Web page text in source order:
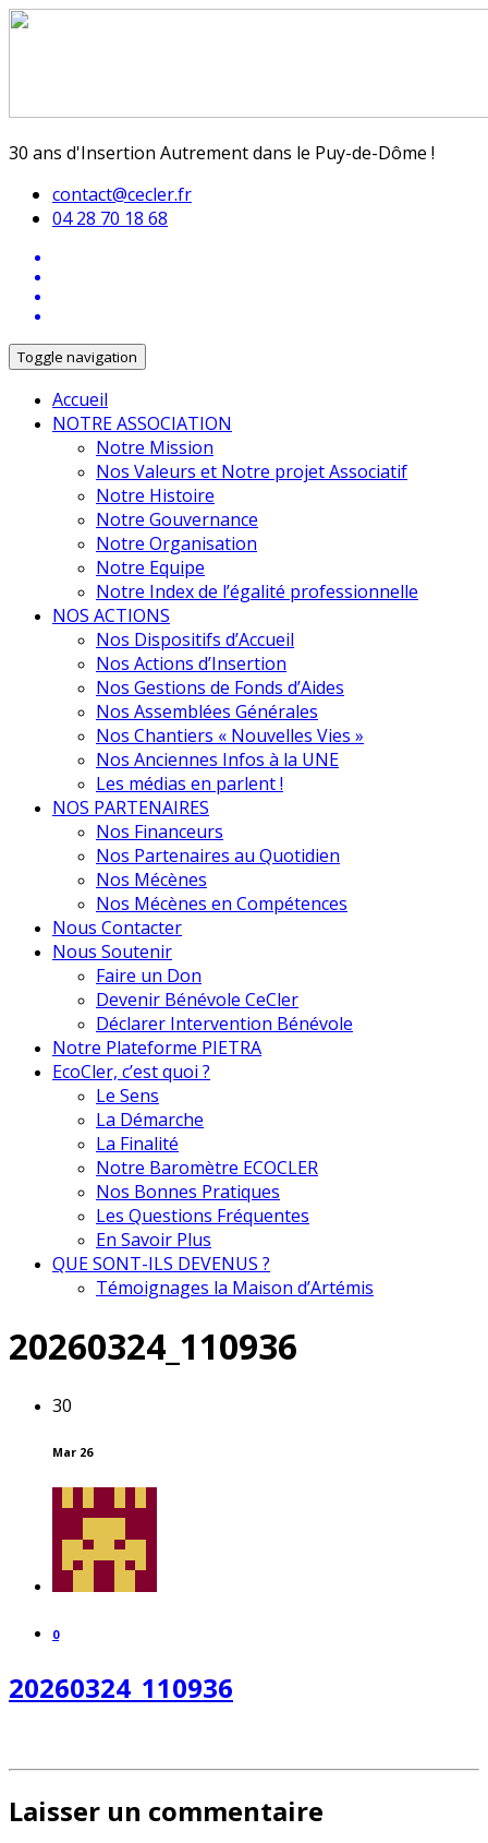
30 ans d'Insertion Autrement dans le Puy-de-Dôme !
contact@cecler.fr
04 28 70 18 68
Toggle navigation
Accueil
NOTRE ASSOCIATION
Notre Mission
Nos Valeurs et Notre projet Associatif
Notre Histoire
Notre Gouvernance
Notre Organisation
Notre Equipe
Notre Index de l’égalité professionnelle
NOS ACTIONS
Nos Dispositifs d’Accueil
Nos Actions d’Insertion
Nos Gestions de Fonds d’Aides
Nos Assemblées Générales
Nos Chantiers « Nouvelles Vies »
Nos Anciennes Infos à la UNE
Les médias en parlent !
NOS PARTENAIRES
Nos Financeurs
Nos Partenaires au Quotidien
Nos Mécènes
Nos Mécènes en Compétences
Nous Contacter
Nous Soutenir
Faire un Don
Devenir Bénévole CeCler
Déclarer Intervention Bénévole
Notre Plateforme PIETRA
EcoCler, c’est quoi ?
Le Sens
La Démarche
La Finalité
Notre Baromètre ECOCLER
Nos Bonnes Pratiques
Les Questions Fréquentes
En Savoir Plus
QUE SONT-ILS DEVENUS ?
Témoignages la Maison d’Artémis
20260324_110936
30
Mar 26
0
20260324_110936
Laisser un commentaire